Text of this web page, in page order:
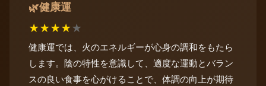
🌿健康運
★★★★★
健康運では、火のエネルギーが心身の調和をもたら
します。陰の特性を意識して、適度な運動とバラン
スの良い食事を心がけることで、体調の向上が期待